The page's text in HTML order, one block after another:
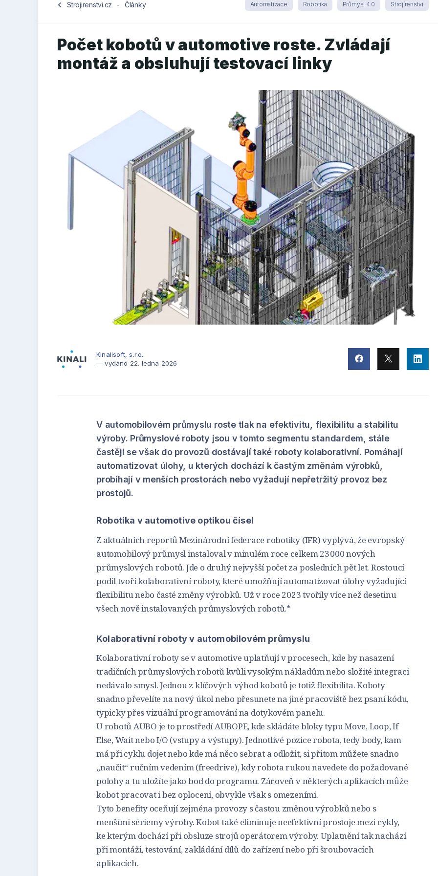
chevron_left Strojirenstvi.cz - Články Automatizace Robotika Průmysl 4.0 Strojírenství
Počet kobotů v automotive roste. Zvládají
montáž a obsluhují testovací linky
Kinalisoft, s.r.o.
— vydáno 22. ledna 2026
V automobilovém průmyslu roste tlak na efektivitu, flexibilitu a stabilitu
výroby. Průmyslové roboty jsou v tomto segmentu standardem, stále
častěji se však do provozů dostávají také roboty kolaborativní. Pomáhají
automatizovat úlohy, u kterých dochází k častým změnám výrobků,
probíhají v menších prostorách nebo vyžadují nepřetržitý provoz bez
prostojů.
Robotika v automotive optikou čísel
Z aktuálních reportů Mezinárodní federace robotiky (IFR) vyplývá, že evropský
automobilový průmysl instaloval v minulém roce celkem 23 000 nových
průmyslových robotů. Jde o druhý nejvyšší počet za posledních pět let. Rostoucí
podíl tvoří kolaborativní roboty, které umožňují automatizovat úlohy vyžadující
flexibilitu nebo časté změny výrobků. Už v roce 2023 tvořily více než desetinu
všech nově instalovaných průmyslových robotů.*
Kolaborativní roboty v automobilovém průmyslu
Kolaborativní roboty se v automotive uplatňují v procesech, kde by nasazení
tradičních průmyslových robotů kvůli vysokým nákladům nebo složité integraci
nedávalo smysl. Jednou z klíčových výhod kobotů je totiž flexibilita. Koboty
snadno převelíte na nový úkol nebo přesunete na jiné pracoviště bez psaní kódu,
typicky přes vizuální programování na dotykovém panelu.
U robotů AUBO je to prostředí AUBOPE, kde skládáte bloky typu Move, Loop, If
Else, Wait nebo I/O (vstupy a výstupy). Jednotlivé pozice robota, tedy body, kam
má při cyklu dojet nebo kde má něco sebrat a odložit, si přitom můžete snadno
„naučit“ ručním vedením (freedrive), kdy robota rukou navedete do požadované
polohy a tu uložíte jako bod do programu. Zároveň v některých aplikacích může
kobot pracovat i bez oplocení, obvykle však s omezeními.
Tyto benefity oceňují zejména provozy s častou změnou výrobků nebo s
menšími sériemy výroby. Kobot také eliminuje neefektivní prostoje mezi cykly,
ke kterým dochází při obsluze strojů operátorem výroby. Uplatnění tak nachází
při montáži, testování, zakládání dílů do zařízení nebo při šroubovacích
aplikacích.